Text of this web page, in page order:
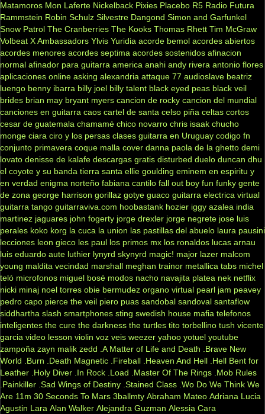
Matamoros Mon Laferte Nickelback Pixies Placebo R5 Radio Futura
Rammstein Robin Schulz Silvestre Dangond Simon and Garfunkel
Snow Patrol The Cranberries The Kooks Thomas Rhett Tim McGraw
Volbeat X Ambassadors Ylvis Yuridia acorde bemol acordes abiertos
acordes menores acordes septima acordes sostenidos afinacion
normal afinador para guitarra america anahi andy rivera antonio flores
aplicaciones online asking alexandria attaque 77 audioslave beatriz
luengo benny ibarra billy joel billy talent black eyed peas black veil
brides brian may bryant myers cancion de rocky cancion del mundial
canciones en guitarra caos cartel de santa celso piña celtas cortos
cesar de guatemala chamamé chico novarro chris isaak chucho
monge ciara ciro y los persas clases guitarra en Uruguay codigo fn
conjunto primavera coque malla cover danna paola de la ghetto demi
lovato denisse de kalafe descargas gratis disturbed duelo duncan dhu
el coyote y su banda tierra santa ellie goulding eminem en espiritu y
en verdad enigma norteño fabiana cantilo fall out boy fun funky gente
de zona george harrison gorillaz gotye guaco guitarra electrica virtual
guitarra tango guitarraviva.com hoobastank hozier iggy azalea india
martinez jaguares john fogerty jorge drexler jorge negrete jose luis
perales koko korg la cuca la union las pastillas del abuelo laura pausini
lecciones leon gieco les paul los primos mx los ronaldos lucas arnau
luis eduardo aute luthier lynyrd skynyrd magic! major lazer malcom
young maldita vecindad marshall meghan trainor metallica tabs michel
teló microfonos miguel bosé modos nacho navajita platea nek netflix
nicki minaj noel torres obie bermudez organo virtual pearl jam peavey
pedro capo pierce the veil piero puas sandobal sandoval santaflow
siddhartha slash smartphones sting swedish house mafia telefonos
inteligentes the cure the darkness the turtles tito torbellino tush vicente
garcia video lesson violin voz veis weezer yahoo yotuel youtube
zampoña zayn malik zedd .A Matter of Life and Death
.Brave New
World
.Burn .Death Magnetic .Fireball .Heaven And Hell .Hell Bent for
Leather .Holy Diver .In Rock .Load .Master Of The Rings .Mob Rules
.Painkiller .Sad Wings of Destiny .Stained Class .Wo Do We Think We
Are 11m 30 Seconds To Mars 3ballmty Abraham Mateo Adriana Lucia
Agustin Lara Alan Walker Alejandra Guzman Alessia Cara